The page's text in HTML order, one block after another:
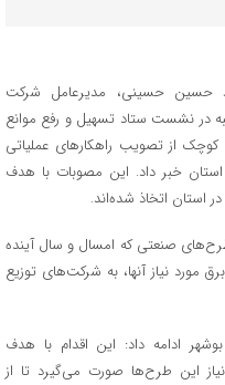
حسین حسینی، مدیرعامل شرکت
در نشست ستاد تسهیل و رفع موانع
از تصویب راهکارهای عملیاتی
خبر داد. این مصوبات با هدف
استان اتخاذ شده‌اند.
صنعتی که امسال و سال آینده
مورد نیاز آنها، به شرکت‌های توزیع
ادامه داد: این اقدام با هدف
این طرح‌ها صورت می‌گیرد تا از